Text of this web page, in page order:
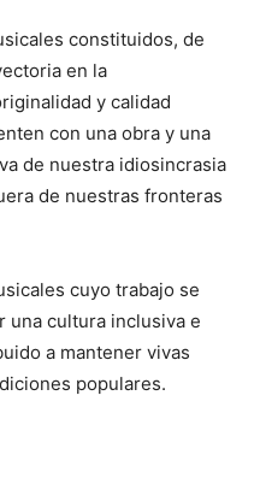
constituidos, de
en la
y calidad
con una obra y una
de nuestra idiosincrasia
de nuestras fronteras
cuyo trabajo se
una cultura inclusiva e
a mantener vivas
populares.